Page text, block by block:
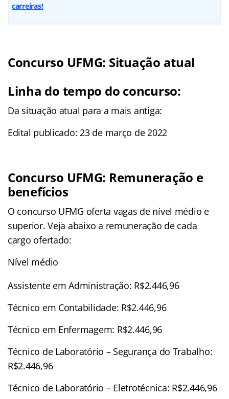
carreiras!
Concurso UFMG: Situação atual
Linha do tempo do concurso:
Da situação atual para a mais antiga:
Edital publicado: 23 de março de 2022
Concurso UFMG: Remuneração e
benefícios
O concurso UFMG oferta vagas de nível médio e
superior. Veja abaixo a remuneração de cada
cargo ofertado:
Nível médio
Assistente em Administração: R$2.446,96
Técnico em Contabilidade: R$2.446,96
Técnico em Enfermagem: R$2.446,96
Técnico de Laboratório – Segurança do Trabalho:
R$2.446,96
Técnico de Laboratório – Eletrotécnica: R$2.446,96